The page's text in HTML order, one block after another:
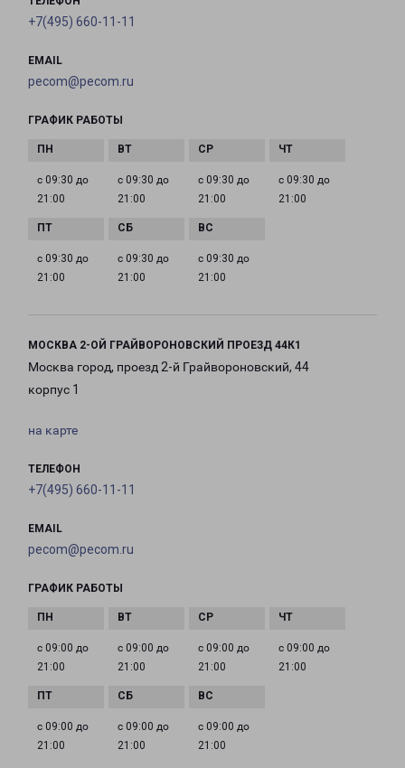
+7(495) 660-11-11
EMAIL
pecom@pecom.ru
ГРАФИК РАБОТЫ
с 09:30 до
21:00
с 09:30 до
21:00
с 09:30 до
21:00
с 09:30 до
21:00
с 09:30 до
21:00
с 09:30 до
21:00
с 09:30 до
21:00
МОСКВА 2-ОЙ ГРАЙВОРОНОВСКИЙ ПРОЕЗД 44К1
Москва город, проезд 2-й Грайвороновский, 44
корпус 1
на карте
ТЕЛЕФОН
+7(495) 660-11-11
EMAIL
pecom@pecom.ru
ГРАФИК РАБОТЫ
с 09:00 до
21:00
с 09:00 до
21:00
с 09:00 до
21:00
с 09:00 до
21:00
с 09:00 до
21:00
с 09:00 до
21:00
с 09:00 до
21:00